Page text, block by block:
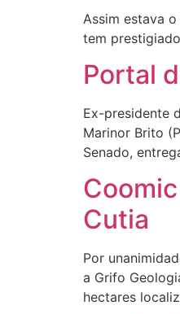
Assim estava
tem
Portal
Ex-presidente
Marinor Brito
Senado,
Cutia
Por
a Grifo
hectares